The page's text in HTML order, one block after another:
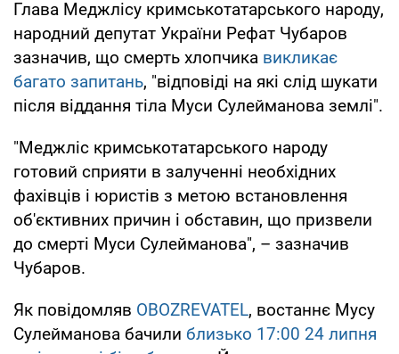
Глава Меджлісу кримськотатарського народу,
народний депутат України Рефат Чубаров
зазначив, що смерть хлопчика викликає
багато запитань, "відповіді на які слід шукати
після віддання тіла Муси Сулейманова землі".
"Меджліс кримськотатарського народу
готовий сприяти в залученні необхідних
фахівців і юристів з метою встановлення
об'єктивних причин і обставин, що призвели
до смерті Муси Сулейманова", – зазначив
Чубаров.
Як повідомляв OBOZREVATEL, востаннє Мусу
Сулейманова бачили близько 17:00 24 липня